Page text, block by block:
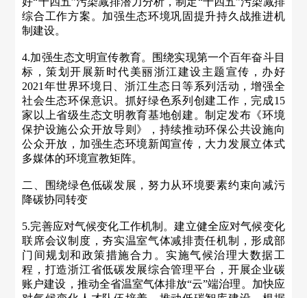
综合工作方案。加强生态环境巩固提升持久战推进机
制建设。
4.加强生态文明宣传教育。围绕实现第一个百年奋斗目
标，策划开展新时代美丽浙江建设主题宣传，办好
2021年世界环境日、浙江生态日等系列活动，增强全
社会生态环保意识。抓好绿色系列创建工作，完成15
家以上省级生态文明教育基地创建。制定发布《环境
保护设施公众开放导则》，持续推动环保公共设施向
公众开放，加强生态环境新闻宣传，大力发展立体式
多媒体的环境宣教矩阵。
二、围绕绿色低碳发展，努力从环境要素约束向减污
降碳协同转变
5.完善应对气候变化工作机制。建立健全应对气候变化
联席会议制度，夯实温室气体减排责任机制，形成部
门间规划和政策措施合力。实施气候治理大数据工
程，打造浙江省低碳发展综合管理平台，开展企业碳
账户建设，推动全省温室气体排放“云”端治理。加快应